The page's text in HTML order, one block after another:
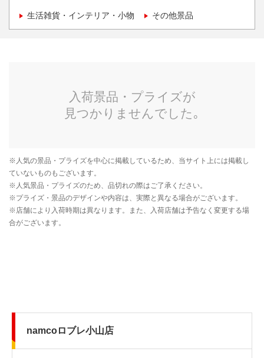
生活雑貨・インテリア・小物 その他景品
namcoロブレ小山店